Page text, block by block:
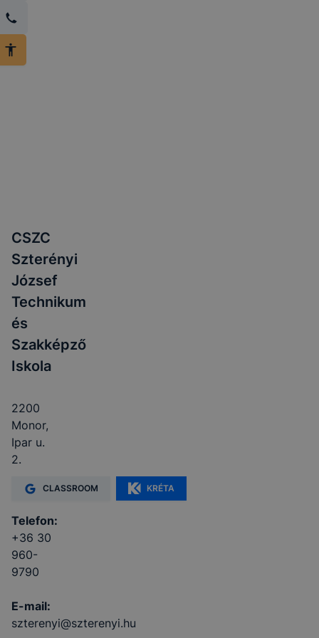
CSZC
Szterényi
József
Technikum
és
Szakképző
Iskola
2200
Monor,
Ipar u.
2.
CLASSROOM KRÉTA
Telefon:
+36 30
960-
9790
E-mail:
szterenyi@szterenyi.hu